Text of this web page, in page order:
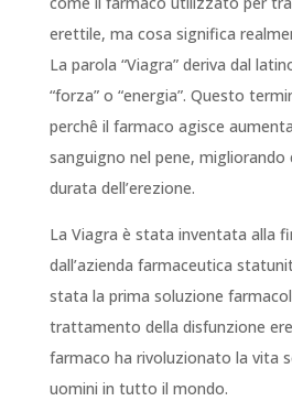
erettile, ma cosa significa
La parola “Viagra” deriva dal
“forza” o “energia”. Questo
perchê il farmaco agisce
sanguigno nel pene, migliorando
durata dell’erezione.
La Viagra è stata inventata alla
dall’azienda farmaceutica
stata la prima soluzione
trattamento della disfunzione
farmaco ha rivoluzionato la vita
uomini in tutto il mondo.